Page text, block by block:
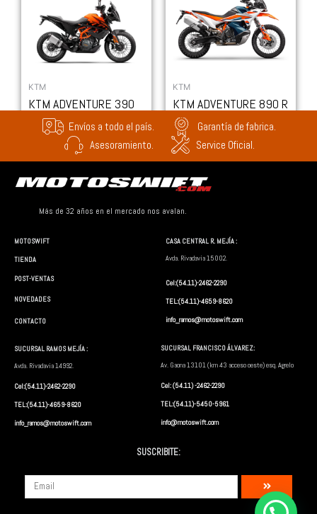
KTM
KTM ADVENTURE 390
C/RAYOS /2024
OPORTUNIDAD DE
CONTADO
KTM
KTM ADVENTURE 890 R
KTM BICICLETA
ELECTRICA R16 /2024
KTM DUKE 200 NG SIN
ABS /2024 SIN
Envíos a todo el país.
Garantía de fabrica.
Asesoramiento.
Service Oficial.
Más de 32 años en el mercado nos avalan.
MOTOSWIFT
TIENDA
POST-VENTAS
NOVEDADES
CONTACTO
CASA CENTRAL R. MEJÍA :
Avda. Rivadavia 15002.
Cel:(54.11)-2462-2290
TEL:(54.11)-4659-8620
info_ramos@motoswift.com
SUCURSAL RAMOS MEJÍA :
Avda. Rivadavia 14992.
Cel:(54.11)-2462-2290
TEL:(54.11)-4659-8620
info_ramos@motoswift.com
SUCURSAL FRANCISCO ÁLVAREZ:
Av. Gaona 13101 (km 43 acceso oeste) esq. Agrelo
Cel: (54.11) -2462-2290
TEL:(54.11)-5450-5961
info@motoswift.com
SUSCRIBITE:
Submit